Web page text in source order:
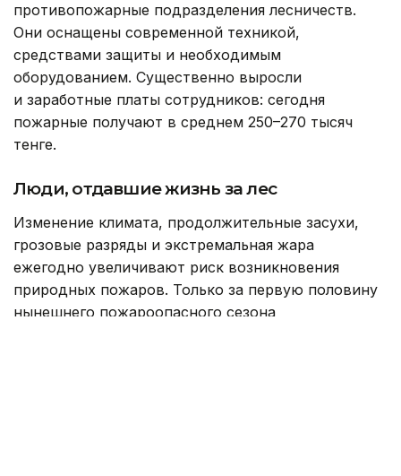
противопожарные подразделения лесничеств.
Они оснащены современной техникой,
средствами защиты и необходимым
оборудованием. Существенно выросли
и заработные платы сотрудников: сегодня
пожарные получают в среднем 250–270 тысяч
тенге.
Люди, отдавшие жизнь за лес
Изменение климата, продолжительные засухи,
грозовые разряды и экстремальная жара
ежегодно увеличивают риск возникновения
природных пожаров. Только за первую половину
нынешнего пожароопасного сезона